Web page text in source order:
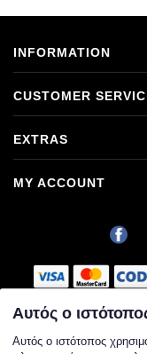
INFORMATION
CUSTOMER
EXTRAS
MY ACCOUNT
Αυτός ο
Αυτός ο ιστότοπος